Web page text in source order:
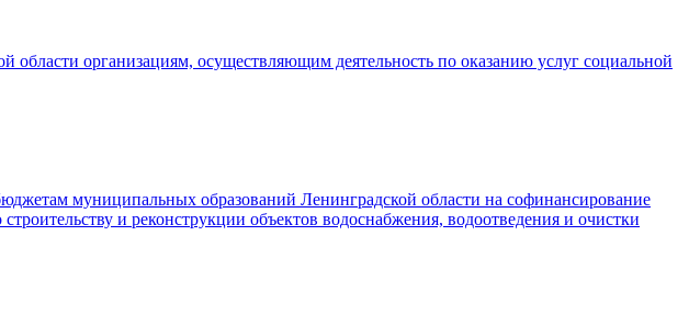
организациям, осуществляющим деятельность по оказанию услуг социальной
муниципальных образований Ленинградской области на софинансирование
и реконструкции объектов водоснабжения, водоотведения и очистки